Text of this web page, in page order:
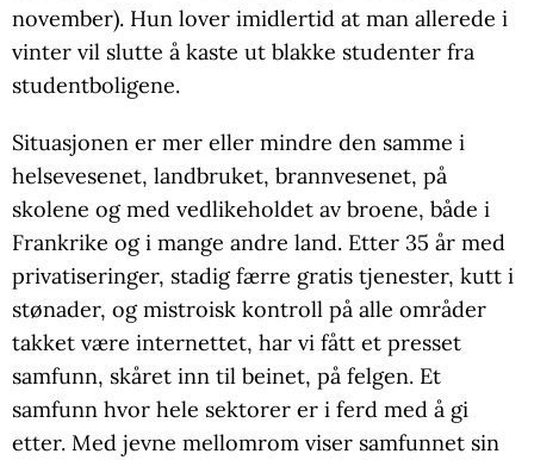
november). Hun lover imidlertid at man allerede i
vinter vil slutte å kaste ut blakke studenter fra
studentboligene.
Situasjonen er mer eller mindre den samme i
helsevesenet, landbruket, brannvesenet, på
skolene og med vedlikeholdet av broene, både i
Frankrike og i mange andre land. Etter 35 år med
privatiseringer, stadig færre gratis tjenester, kutt i
stønader, og mistroisk kontroll på alle områder
takket være internettet, har vi fått et presset
samfunn, skåret inn til beinet, på felgen. Et
samfunn hvor hele sektorer er i ferd med å gi
etter. Med jevne mellomrom viser samfunnet sin